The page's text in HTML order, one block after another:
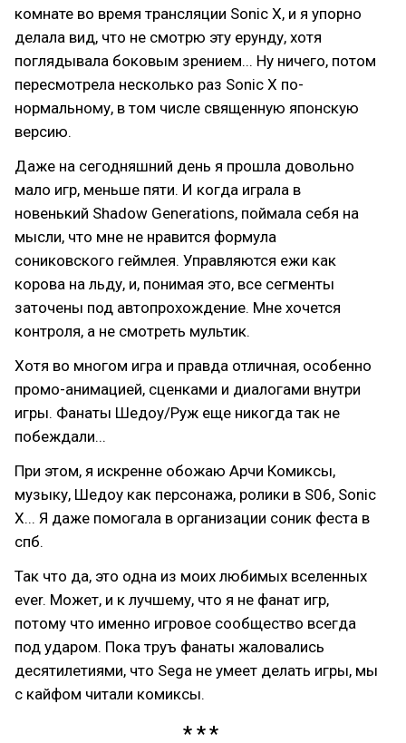
комнате во время трансляции Sonic X, и я упорно
делала вид, что не смотрю эту ерунду, хотя
поглядывала боковым зрением... Ну ничего, потом
пересмотрела несколько раз Sonic X по-
нормальному, в том числе священную японскую
версию.
Даже на сегодняшний день я прошла довольно
мало игр, меньше пяти. И когда играла в
новенький Shadow Generations, поймала себя на
мысли, что мне не нравится формула
сониковского геймлея. Управляются ежи как
корова на льду, и, понимая это, все сегменты
заточены под автопрохождение. Мне хочется
контроля, а не смотреть мультик.
Хотя во многом игра и правда отличная, особенно
промо-анимацией, сценками и диалогами внутри
игры. Фанаты Шедоу/Руж еще никогда так не
побеждали...
При этом, я искренне обожаю Арчи Комиксы,
музыку, Шедоу как персонажа, ролики в S06, Sonic
X... Я даже помогала в организации соник феста в
спб.
Так что да, это одна из моих любимых вселенных
ever. Может, и к лучшему, что я не фанат игр,
потому что именно игровое сообщество всегда
под ударом. Пока труъ фанаты жаловались
десятилетиями, что Sega не умеет делать игры, мы
с кайфом читали комиксы.